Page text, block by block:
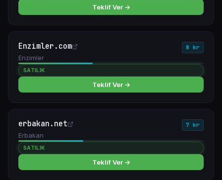
Teklif Ver →
Enzimler.com 8 kr
Enzimler
SATILIK
Teklif Ver →
erbakan.net 7 kr
Erbakan
SATILIK
Teklif Ver →